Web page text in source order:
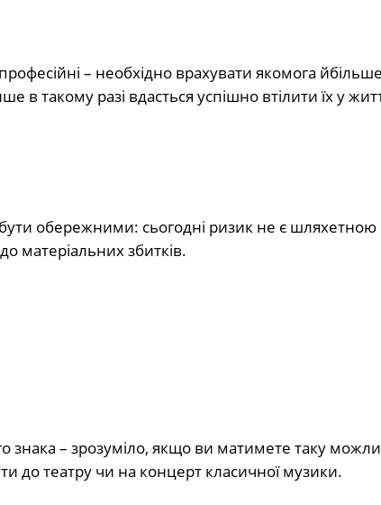
– необхідно врахувати якомога
в такому разі вдасться успішно втілити їх у
обережними: сьогодні ризик не є
матеріальних збитків.
– зрозуміло, якщо ви матимете таку
до театру чи на концерт класичної музики.